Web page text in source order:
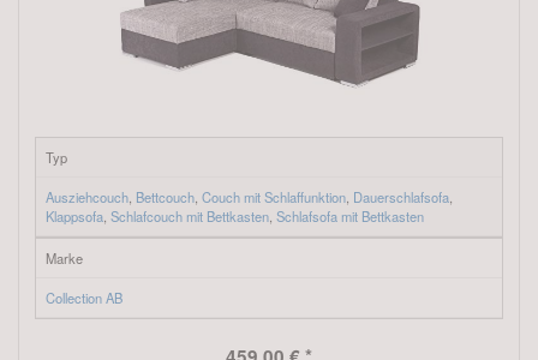
Typ
Ausziehcouch Bettcouch Couch mit Schlaffunktion Dauerschlafsofa
Klappsofa Schlafcouch mit Bettkasten Schlafsofa mit Bettkasten
Marke
Collection AB